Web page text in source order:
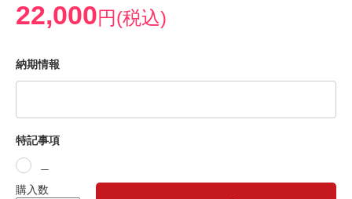
22,000円(税込)
納期情報
特記事項
購入数